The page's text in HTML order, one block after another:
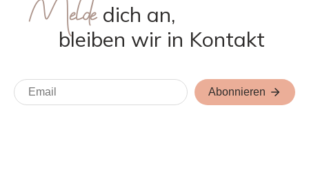
Meldedich an,
bleiben wir in Kontakt
Abonnieren